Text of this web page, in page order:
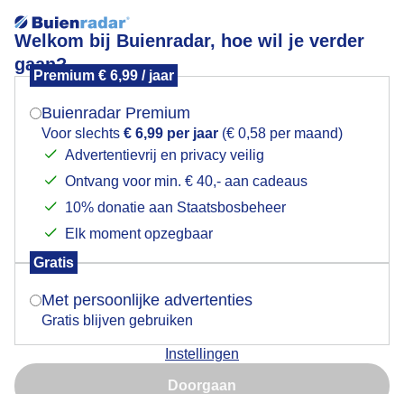
Welkom bij Buienradar, hoe wil je verder
gaan?
Premium € 6,99 / jaar
Buienradar Premium
Voor slechts € 6,99 per jaar (€ 0,58 per maand)
Advertentievrij en privacy veilig
Ontvang voor min. € 40,- aan cadeaus
10% donatie aan Staatsbosbeheer
Elk moment opzegbaar
Gratis
Met persoonlijke advertenties
Gratis blijven gebruiken
Instellingen
Doorgaan
Onweer in Oostum
Door: Johanna Varner Gemaakt: 02-06-2026, 60x bekeken
Mogen we je locatie gebruiken voor het
Indien je hier nog geen akkoord op hebt gegeven,
verschijnt er zo een pop-up uit je browser waarin
Is goed, toon de popup
Nu niet, misschien later